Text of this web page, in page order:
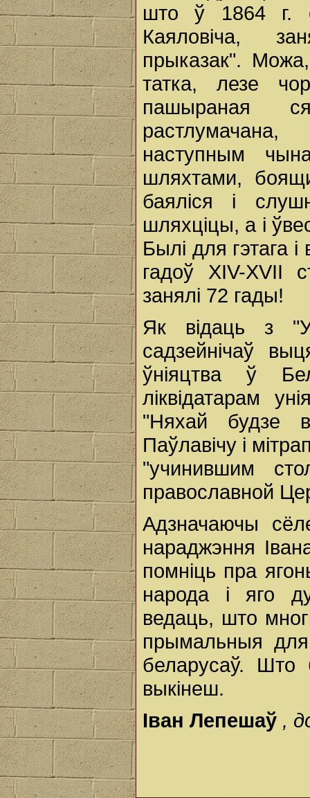
што ў 1864 г.
Каяловіча,
прыказак".
татка, лезе
пашыраная
наступным
шляхтами,
баяліся і
шляхціцы, а і
Былі для гэтага
гадоў ХІV-ХVІІ
занялі 72 гады!
Як відаць з
садзейнічаў
ўніяцтва ў
ліквідатарам
"Няхай будзе
Паўлавічу і
"учинившим
православной
Адзначаючы
нараджэння
помніць пра
народа і яго
ведаць, што
прымальныя для
беларусаў.
выкінеш.
Іван Лепешаў ,